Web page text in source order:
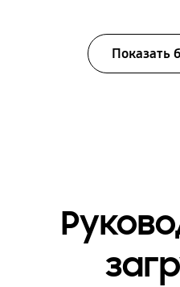
Показать